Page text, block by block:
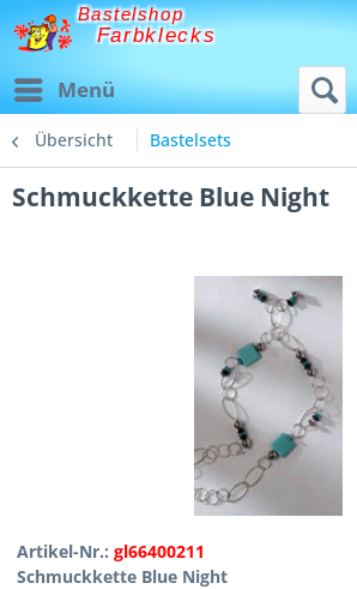
Bastelshop
Farbklecks
Menü
Übersicht Bastelsets
Schmuckkette Blue Night
Artikel-Nr.:gl66400211
Schmuckkette Blue Night